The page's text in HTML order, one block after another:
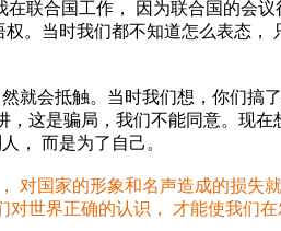
联合国工作， 因为联合国的会议
。当时我们都不知道怎么表态，
会抵触。当时我们想，你们搞
这是骗局，我们不能同意。现在
， 而是为了自己。
对国家的形象和名声造成的损失
世界正确的认识， 才能使我们